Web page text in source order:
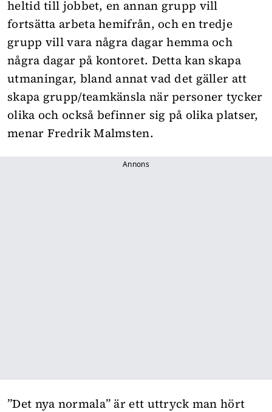
heltid till jobbet, en annan grupp vill
fortsätta arbeta hemifrån, och en tredje
grupp vill vara några dagar hemma och
några dagar på kontoret. Detta kan skapa
utmaningar, bland annat vad det gäller att
skapa grupp/teamkänsla när personer tycker
olika och också befinner sig på olika platser,
menar Fredrik Malmsten.
Annons
”Det nya normala” är ett uttryck man hört